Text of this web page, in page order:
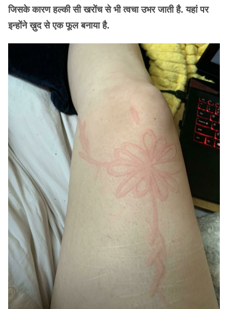
जिसके कारण हल्की सी खरोंच से भी त्वचा उभर जाती है. यहां पर
इन्होंने ख़ुद से एक फूल बनाया है.